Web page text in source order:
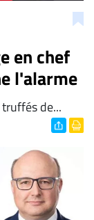
en chef
l'alarme
de...